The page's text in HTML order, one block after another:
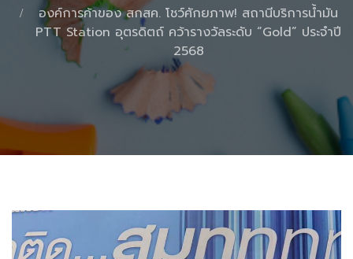
องค์การค้าของ สกสค. โชว์ศักยภาพ! สถานีบริการน้ำมัน
PTT Station อุตรดิตถ์ คว้ารางวัลระดับ “Gold” ประจำปี
2568